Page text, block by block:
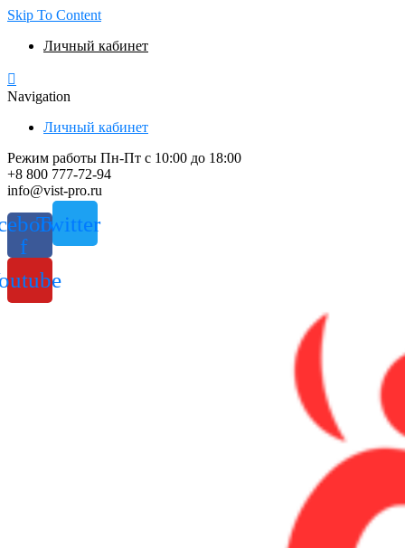
Skip To Content
Личный кабинет
Navigation
Личный кабинет
Режим работы Пн-Пт с 10:00 до 18:00
+8 800 777-72-94
info@vist-pro.ru
f
Twitter